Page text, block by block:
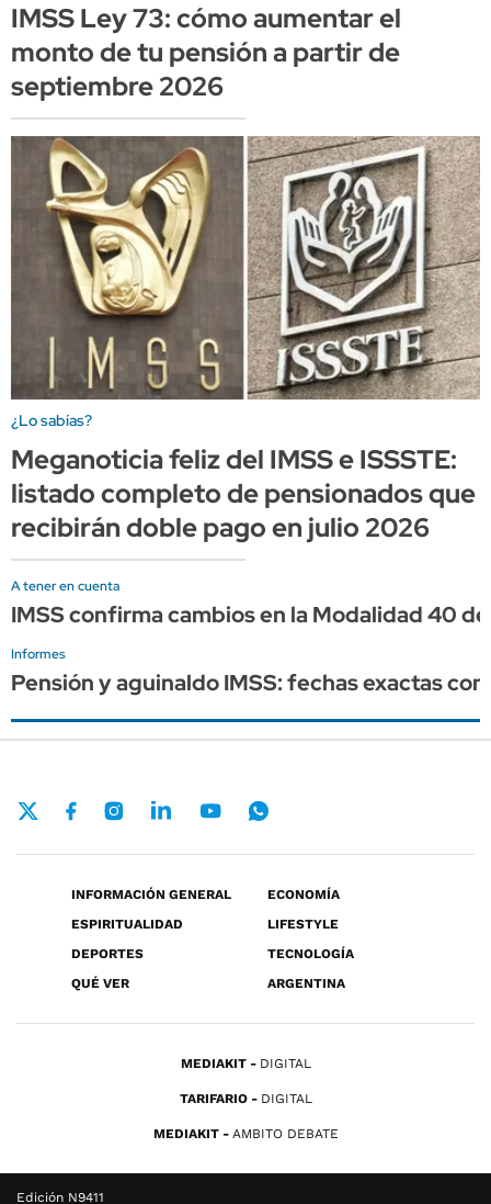
IMSS Ley 73: cómo aumentar el
monto de tu pensión a partir de
septiembre 2026
¿Lo sabías?
Meganoticia feliz del IMSS e ISSSTE:
listado completo de pensionados que
recibirán doble pago en julio 2026
A tener en cuenta
IMSS confirma cambios en la Modalidad 40
Informes
Pensión y aguinaldo IMSS: fechas exactas
INFORMACIÓN GENERAL
ECONOMÍA
ESPIRITUALIDAD
LIFESTYLE
DEPORTES
TECNOLOGÍA
QUÉ VER
ARGENTINA
MEDIAKIT DIGITAL
TARIFARIO DIGITAL
MEDIAKIT AMBITO DEBATE
Edición N9411